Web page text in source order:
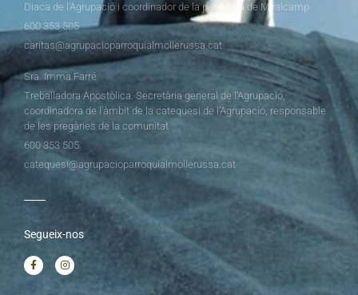
Diaca de l’Agrupació i coordinador de la parròquia de Miralcamp
600 353 505
caritas@agrupacioparroquialmollerussa.cat
Sra. Imma Farré
Treballadora Apostòlica. Secretària general de l’Agrupació,
coordinadora de l’àmbit de la catequesi de l’Agrupació, responsable
de les pregàries de la comunitat
600 353 505
catequesi@agrupacioparroquialmollerussa.cat
Segueix-nos